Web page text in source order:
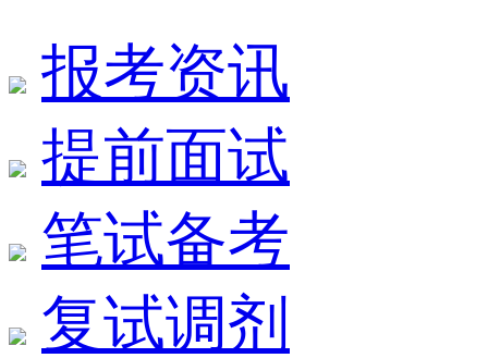
报考资讯
提前面试
笔试备考
复试调剂